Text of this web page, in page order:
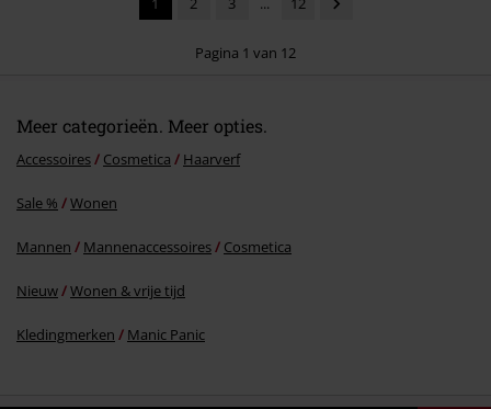
Commentaar versturen
Pagina 1 van 12
Meer categorieën. Meer opties.
Accessoires Cosmetica Haarverf
Sale % Wonen
Mannen Mannenaccessoires Cosmetica
Nieuw Wonen & vrije tijd
Kledingmerken Manic Panic